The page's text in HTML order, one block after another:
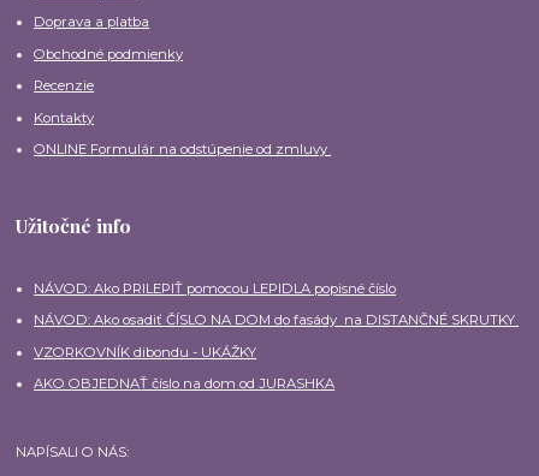
Doprava a platba
Obchodné podmienky
Recenzie
Kontakty
ONLINE Formulár na odstúpenie od zmluvy
Užitočné info
NÁVOD: Ako PRILEPIŤ pomocou LEPIDLA popisné číslo
NÁVOD: Ako osadiť ČÍSLO NA DOM do fasády na DISTANČNÉ SKRUTKY
VZORKOVNÍK dibondu - UKÁŽKY
AKO OBJEDNAŤ číslo na dom od JURASHKA
NAPÍSALI O NÁS: